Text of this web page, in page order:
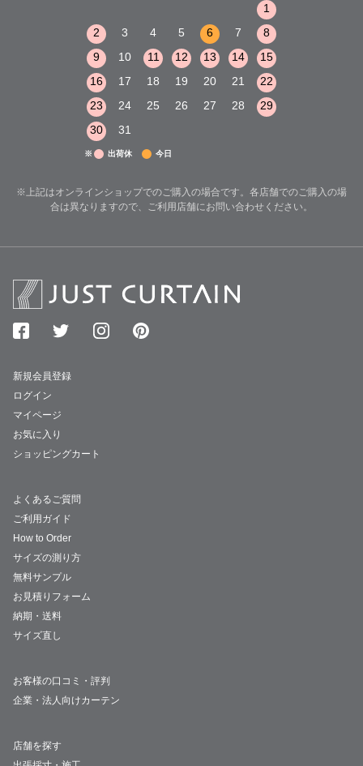
1
2
3 4 5 6 7
8
9
10 11 12 13 14
15
16
17 18 19 20 21
22
23
24 25 26 27 28
29
30
31
※ 出荷休 今日
※上記はオンラインショップでのご購入の場合です。各店舗でのご購入の場
合は異なりますので、ご利用店舗にお問い合わせください。
新規会員登録
ログイン
マイページ
お気に入り
ショッピングカート
よくあるご質問
ご利用ガイド
How to Order
サイズの測り方
無料サンプル
お見積りフォーム
納期・送料
サイズ直し
お客様の口コミ・評判
企業・法人向けカーテン
店舗を探す